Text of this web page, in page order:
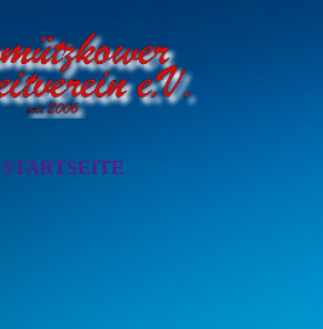
STARTSEITE